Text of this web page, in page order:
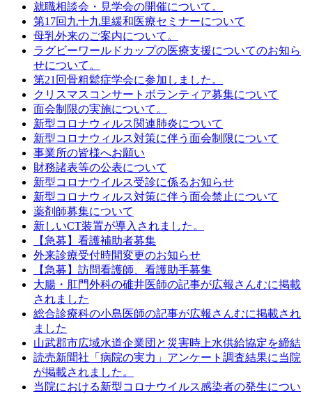
就職相談会・見学会の開催について。
第17回九十九里緩和医療セミナーについて
母乳外来のご案内について。
ラグビーワールドカップの医療支援についてのお知ら
せについて。
第21回骨粗鬆症学会に参加しました。
クリスマスコンサートボランティア募集について
面会制限の実施について。
新型コロナウィルス関連肺炎について
新型コロナウィルス対策に伴う面会制限について
事業所の皆様へお願い
財務諸表等の公表について
新型コロナウイルス受診に係るお知らせ
新型コロナウィルス対策に伴う面会禁止について
薬剤師募集について
新しいCT装置が導入されました。
【急募】看護補助者募集
外来診療受付時間変更のお知らせ
【急募】訪問看護師、看護助手募集
大腸・肛門外科の碓井医師の記事が広報さんむに掲載
されました
総合診療科の小島医師の記事が広報さんむに掲載され
ました
山武郡市広域水道企業団と災害時上水供給協定を締結
読売新聞社「病院の実力」アンケート調査結果に当院
が掲載されました。
当院における新型コロナウイルス感染者の発生につい